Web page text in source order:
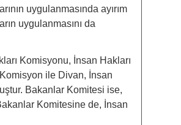
uygulanmasında ayırım
uygulanmasını da
Komisyonu, İnsan Hakları
ile Divan, İnsan
Bakanlar Komitesi ise,
Komitesine de, İnsan